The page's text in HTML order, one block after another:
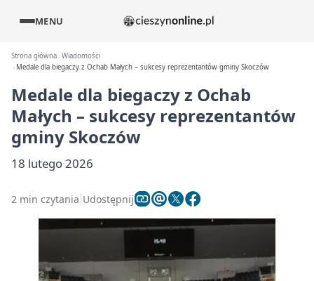
MENU
Strona główna Wiadomości
Medale dla biegaczy z Ochab Małych – sukcesy reprezentantów gminy Skoczów
Medale dla biegaczy z Ochab
Małych – sukcesy reprezentantów
gminy Skoczów
18 lutego 2026
2 min czytania Udostępnij